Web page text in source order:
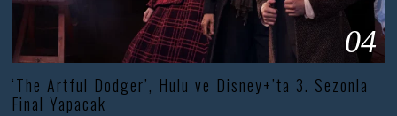
04
‘The Artful Dodger’, Hulu ve Disney+’ta 3. Sezonla
Final Yapacak